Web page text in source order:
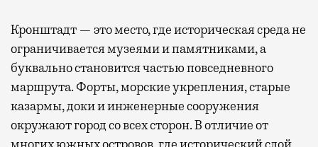
Кронштадт — это место, где историческая среда не
ограничивается музеями и памятниками, а
буквально становится частью повседневного
маршрута. Форты, морские укрепления, старые
казармы, доки и инженерные сооружения
окружают город со всех сторон. В отличие от